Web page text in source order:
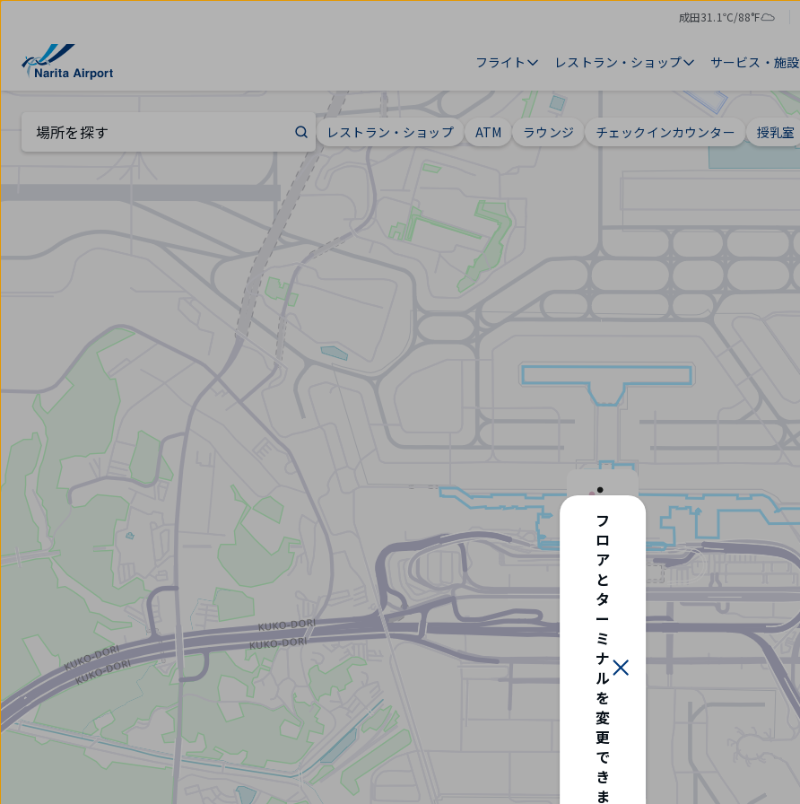
成田
気
31.1℃/88°F
天
フライト レストラン・ショップ サービス・施設
場所を探す レストラン・ショップ ATM ラウンジ チェックインカウンター 授乳室
マップ | 成田国際空港
フ
ロ
ア
と
タ
ー
ミ
ナ
ル
を
変
更
で
き
ま